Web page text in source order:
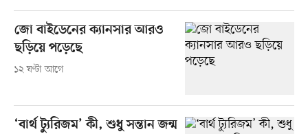
জো বাইডেনের ক্যানসার আরও
ছড়িয়ে পড়েছে
১২ ঘণ্টা আগে
‘বার্থ ট্যুরিজম’ কী, শুধু সন্তান জন্ম